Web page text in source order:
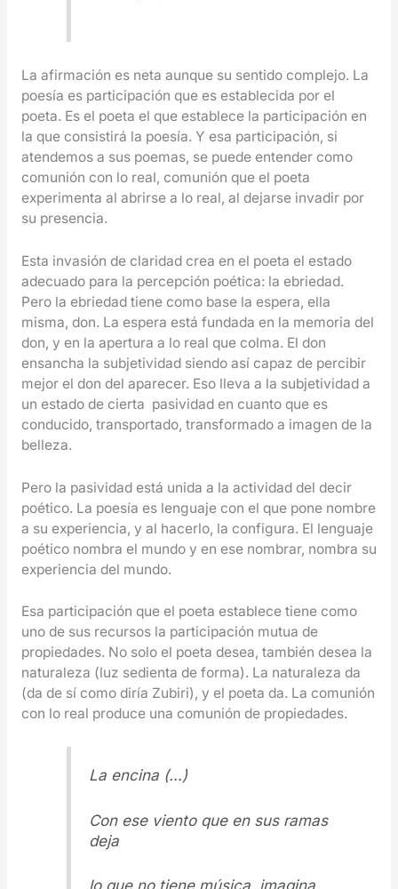
La afirmación es neta aunque su sentido complejo. La
poesía es participación que es establecida por el
poeta. Es el poeta el que establece la participación en
la que consistirá la poesía. Y esa participación, si
atendemos a sus poemas, se puede entender como
comunión con lo real, comunión que el poeta
experimenta al abrirse a lo real, al dejarse invadir por
su presencia.
Esta invasión de claridad crea en el poeta el estado
adecuado para la percepción poética: la ebriedad.
Pero la ebriedad tiene como base la espera, ella
misma, don. La espera está fundada en la memoria del
don, y en la apertura a lo real que colma. El don
ensancha la subjetividad siendo así capaz de percibir
mejor el don del aparecer. Eso lleva a la subjetividad a
un estado de cierta pasividad en cuanto que es
conducido, transportado, transformado a imagen de la
belleza.
Pero la pasividad está unida a la actividad del decir
poético. La poesía es lenguaje con el que pone nombre
a su experiencia, y al hacerlo, la configura. El lenguaje
poético nombra el mundo y en ese nombrar, nombra su
experiencia del mundo.
Esa participación que el poeta establece tiene como
uno de sus recursos la participación mutua de
propiedades. No solo el poeta desea, también desea la
naturaleza (luz sedienta de forma). La naturaleza da
(da de sí como diría Zubiri), y el poeta da. La comunión
con lo real produce una comunión de propiedades.
La encina (…)
Con ese viento que en sus ramas
deja
lo que no tiene música, imagina